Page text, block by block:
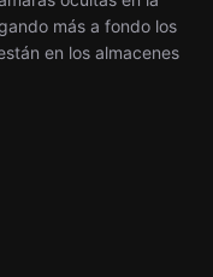
más a fondo los
en los almacenes